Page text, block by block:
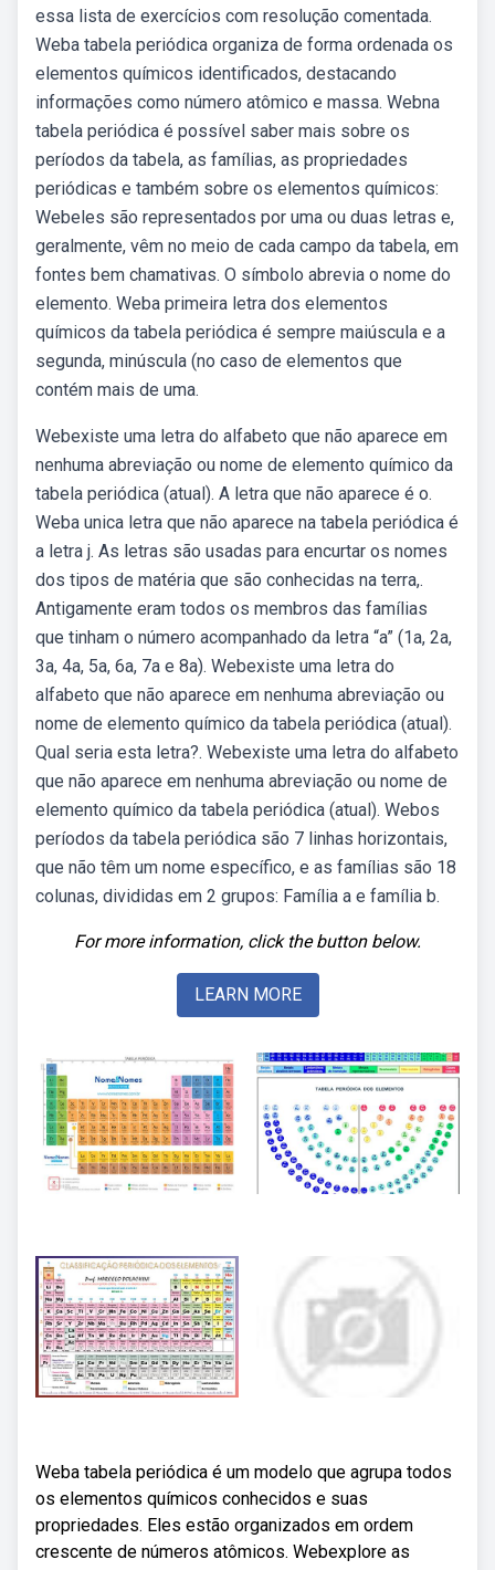
essa lista de exercícios com resolução comentada.
Weba tabela periódica organiza de forma ordenada os
elementos químicos identificados, destacando
informações como número atômico e massa. Webna
tabela periódica é possível saber mais sobre os
períodos da tabela, as famílias, as propriedades
periódicas e também sobre os elementos químicos:
Webeles são representados por uma ou duas letras e,
geralmente, vêm no meio de cada campo da tabela, em
fontes bem chamativas. O símbolo abrevia o nome do
elemento. Weba primeira letra dos elementos
químicos da tabela periódica é sempre maiúscula e a
segunda, minúscula (no caso de elementos que
contém mais de uma.
Webexiste uma letra do alfabeto que não aparece em
nenhuma abreviação ou nome de elemento químico da
tabela periódica (atual). A letra que não aparece é o.
Weba unica letra que não aparece na tabela periódica é
a letra j. As letras são usadas para encurtar os nomes
dos tipos de matéria que são conhecidas na terra,.
Antigamente eram todos os membros das famílias
que tinham o número acompanhado da letra “a” (1a, 2a,
3a, 4a, 5a, 6a, 7a e 8a). Webexiste uma letra do
alfabeto que não aparece em nenhuma abreviação ou
nome de elemento químico da tabela periódica (atual).
Qual seria esta letra?. Webexiste uma letra do alfabeto
que não aparece em nenhuma abreviação ou nome de
elemento químico da tabela periódica (atual). Webos
períodos da tabela periódica são 7 linhas horizontais,
que não têm um nome específico, e as famílias são 18
colunas, divididas em 2 grupos: Família a e família b.
For more information, click the button below.
LEARN MORE
Weba tabela periódica é um modelo que agrupa todos
os elementos químicos conhecidos e suas
propriedades. Eles estão organizados em ordem
crescente de números atômicos. Webexplore as